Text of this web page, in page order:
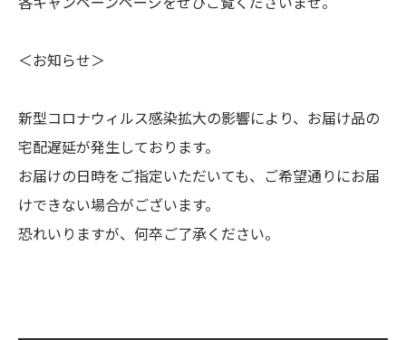
＜お知らせ＞
新型コロナウィルス感染拡大の影響により、お届け品の
宅配遅延が発生しております。
お届けの日時をご指定いただいても、ご希望通りにお届
けできない場合がございます。
恐れいりますが、何卒ご了承ください。